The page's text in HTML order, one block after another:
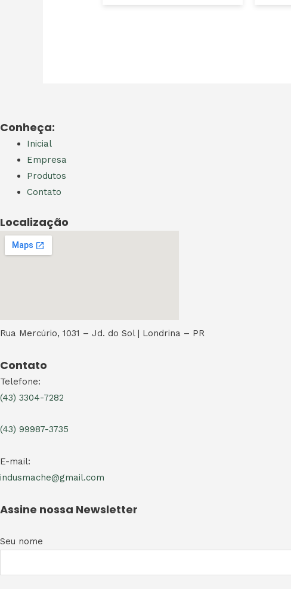
Conheça:
Inicial
Empresa
Produtos
Contato
Localização
Rua Mercúrio, 1031 – Jd. do Sol | Londrina – PR
Contato
Telefone:
(43) 3304-7282
(43) 99987-3735
E-mail:
indusmache@gmail.com
Assine nossa Newsletter
Seu nome